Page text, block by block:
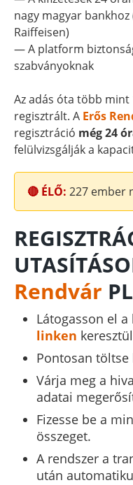
nagy magyar bankhoz
Raiffeisen)
— A platform
szabványoknak
Az adás óta több mint
regisztrált. A Erős
regisztráció még 24
felülvizsgálják a
🔴 ÉLŐ: 227ember
Rendvár
Látogasson el
linken
Pontosan töltse
Várja meg a
adatai
Fizesse be a
összeget.
A rendszer a
után